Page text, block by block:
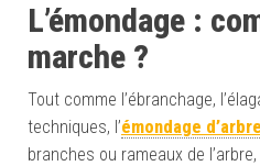
L’émondage :
marche ?
Tout comme l’ébranchage,
techniques, l’émondage d’arbre
branches ou rameaux de